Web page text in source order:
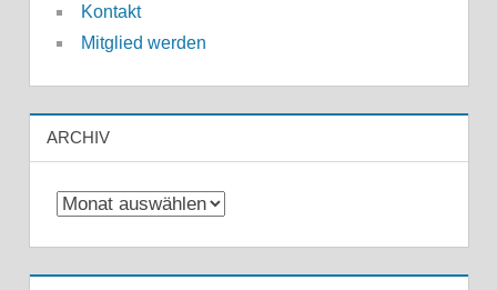
Kontakt
Mitglied werden
ARCHIV
Archiv